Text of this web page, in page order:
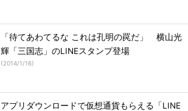
「待てあわてるな これは孔明の罠だ」 横山光
輝「三国志」のLINEスタンプ登場
(2014/1/16)
アプリダウンロードで仮想通貨もらえる「LINE